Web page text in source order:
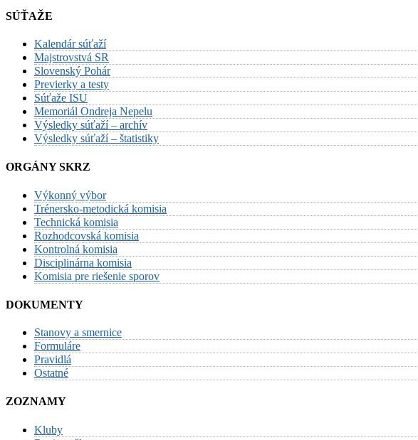
SÚŤAŽE
Kalendár súťaží
Majstrovstvá SR
Slovenský Pohár
Previerky a testy
Súťaže ISU
Memoriál Ondreja Nepelu
Výsledky súťaží – archív
Výsledky súťaží – štatistiky
ORGÁNY SKRZ
Výkonný výbor
Trénersko-metodická komisia
Technická komisia
Rozhodcovská komisia
Kontrolná komisia
Disciplinárna komisia
Komisia pre riešenie sporov
DOKUMENTY
Stanovy a smernice
Formuláre
Pravidlá
Ostatné
ZOZNAMY
Kluby